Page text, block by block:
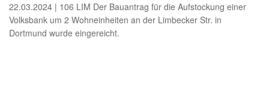
22.03.2024 | 106 LIM Der Bauantrag für die Aufstockung einer
Volksbank um 2 Wohneinheiten an der Limbecker Str. in
Dortmund wurde eingereicht.